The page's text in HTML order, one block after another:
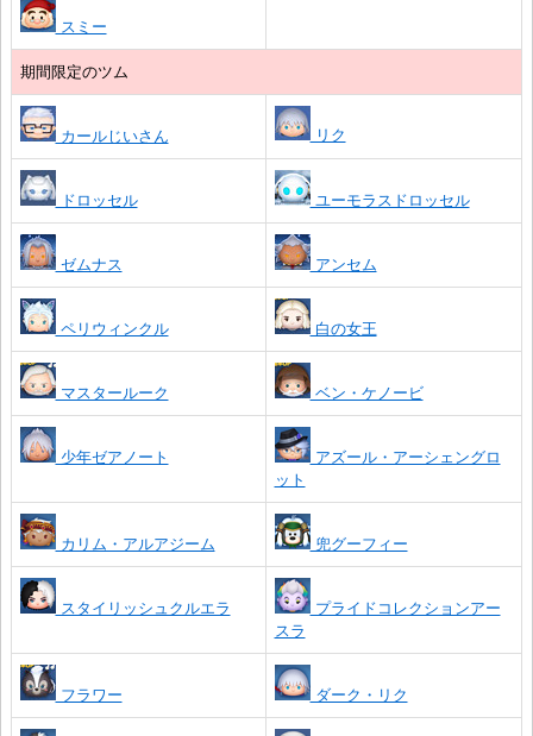
スミー
期間限定のツム
カールじいさん リク
ドロッセル ユーモラスドロッセル
ゼムナス アンセム
ペリウィンクル 白の女王
マスタールーク ベン・ケノービ
少年ゼアノート
アズール・アーシェングロ
ット
カリム・アルアジーム 兜グーフィー
スタイリッシュクルエラ
プライドコレクションアー
スラ
フラワー ダーク・リク